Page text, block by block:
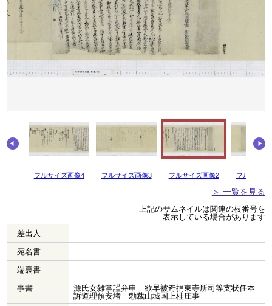
フルサイズ画像4 フルサイズ画像3 フルサイズ画像2 フルサイズ
＞ 一覧を見る
上記のサムネイルは関連の枝番号を
表示している場合があります
差出人
宛名書
端裏書
事書
源氏女雑掌謹弁申 欲早被奇捐東寺所司等支状任本
訴道理預安堵 勅裁山城国上桂庄事